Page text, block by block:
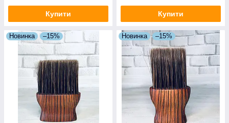
Купити Купити
Новинка –15% Новинка –15%